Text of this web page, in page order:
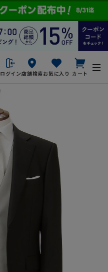
ログイン店舗検索お気に入り カート